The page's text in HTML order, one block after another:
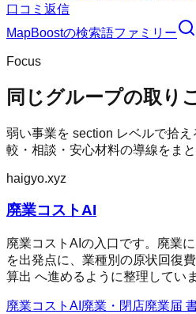
口コミ返信
MapBoostの検索語ファミリー
Focus
同じグループの取り
弱い事業を section レベルで拾
較・相談・安心材料の導線をまと
haigyo.xyz
廃業コストAI
廃業コストAIの入口です。廃業
を出発点に、業種別の原状回復
算出 へ進めるように整理してい
廃業コストAI 廃業・閉店廃業届